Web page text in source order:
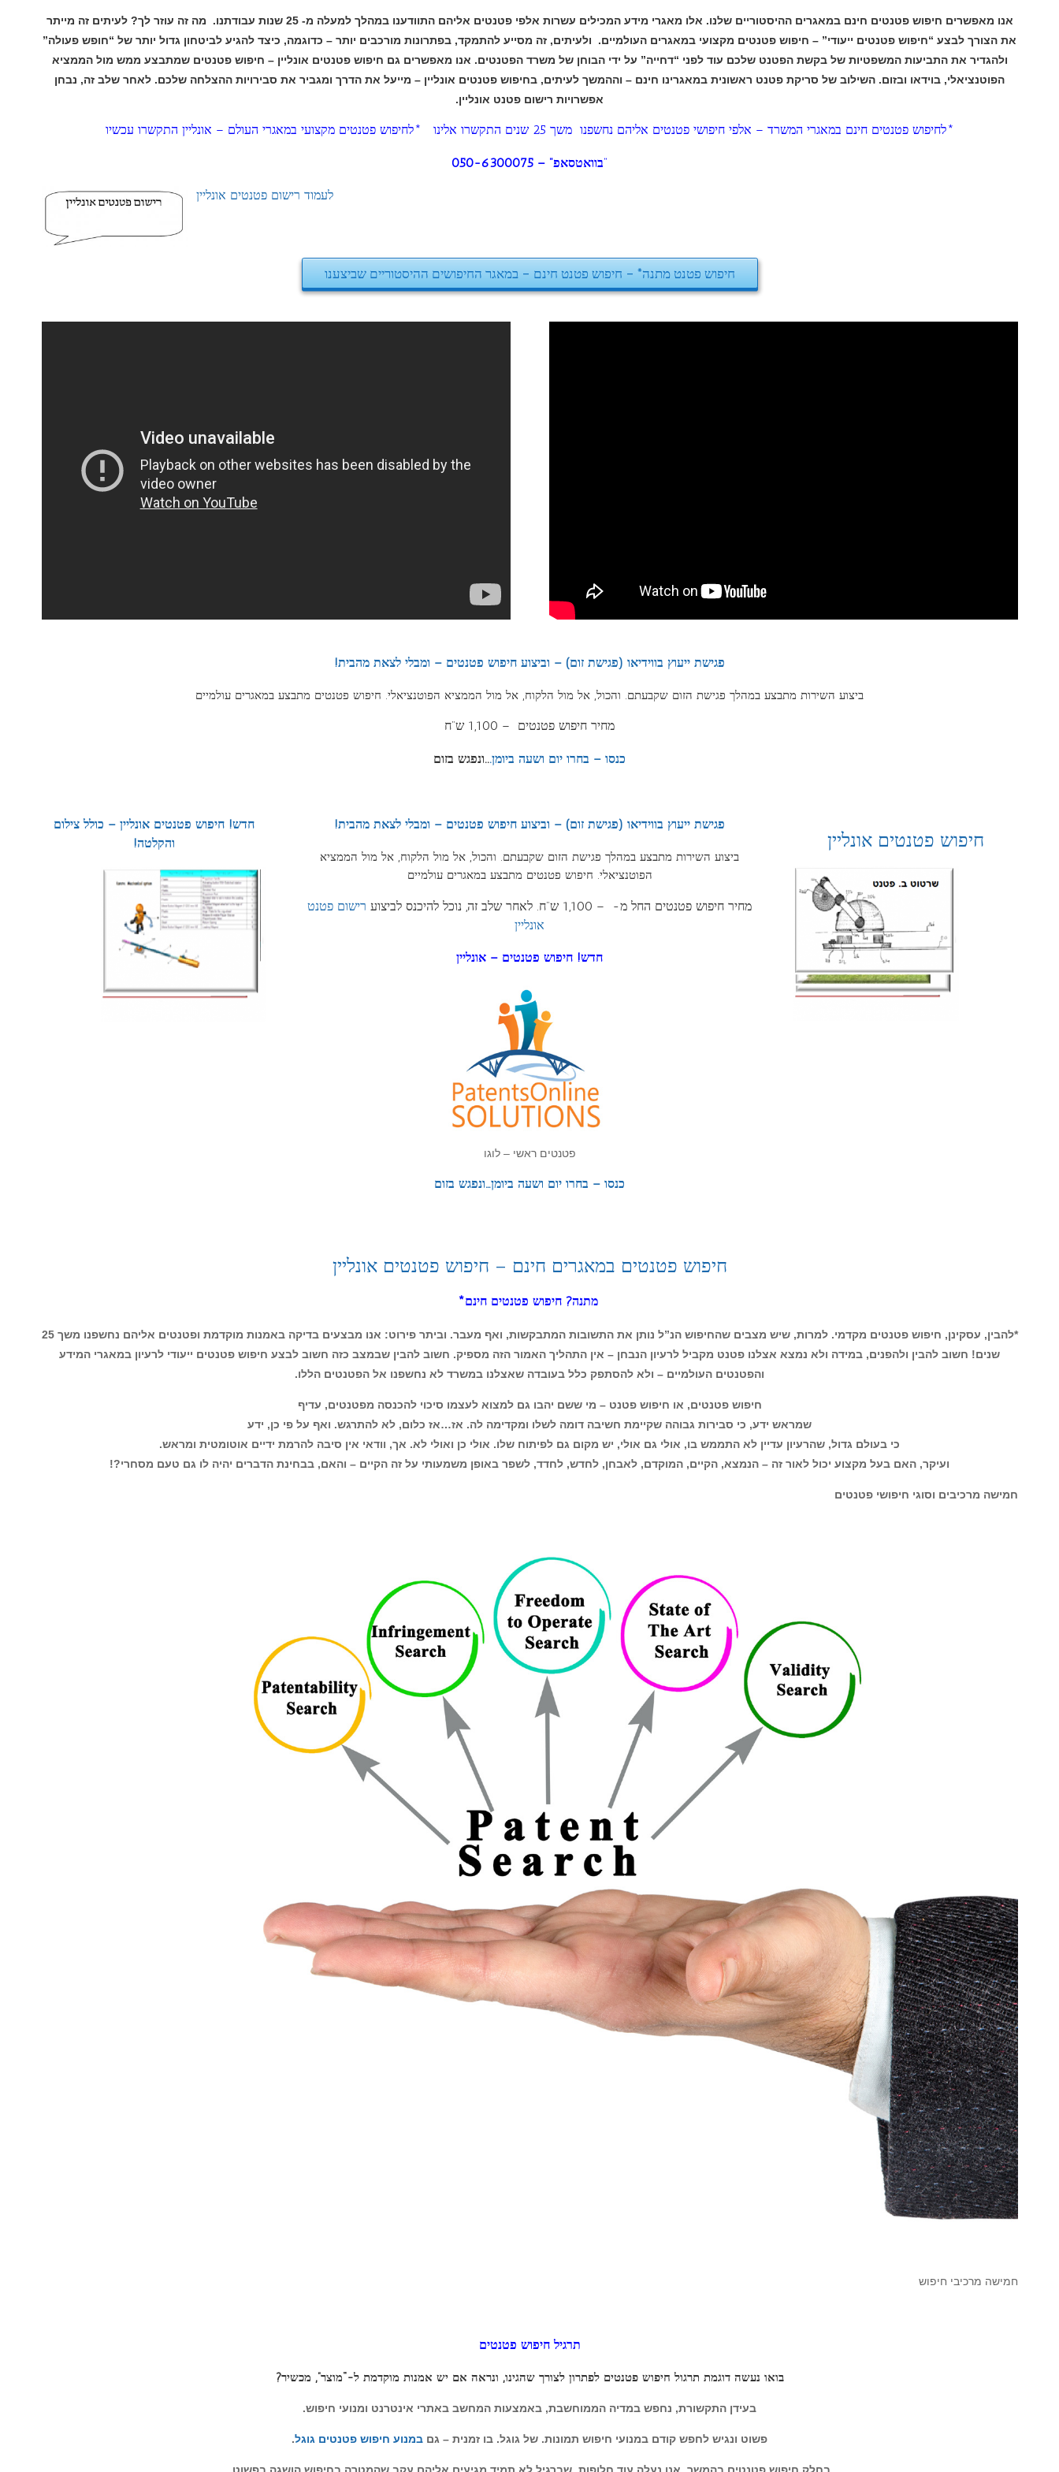
חיפוש פטנטים חינם במאגרים – חיפוש פטנטים אונליין
במאגרים העולמיים. ולעיתים, זה מסייע להתמקד, בפתרונות מורכבים יותר – כדוגמה, כיצד להגיע לביטחון גדול יותר של “חופש פעולה”
לפני “דחייה” על ידי הבוחן של משרד הפטנטים. אנו מאפשרים גם חיפוש פטנטים אונליין – חיפוש פטנטים שמתבצע ממש מול הממציא
במאגרינו חינם – וההמשך לעיתים, בחיפוש פטנטים אונליין – מייעל את הדרך ומגביר את סבירויות ההצלחה שלכם. לאחר שלב זה, נבחן
אפשרויות רישום פטנט אונליין.
פגישת ייעוץ בווידיאו (פגישת זום) – וביצוע חיפוש פטנטים – ומבלי לצאת מהבית!
פגישת הזום שקבעתם. והכול, אל מול הלקוח, אל מול הממציא הפוטנציאלי. חיפוש פטנטים מתבצע במאגרים עולמיים
פגישת ייעוץ בווידיאו (פגישת זום) – וביצוע חיפוש פטנטים – ומבלי לצאת מהבית!
ביצוע השירות מתבצע במהלך פגישת הזום שקבעתם. והכול, אל מול הלקוח, אל מול הממציא
הפוטנציאלי. חיפוש פטנטים מתבצע במאגרים עולמיים
פטנטים החל מ- – 1,100 ש”ח. לאחר שלב זה, נוכל להיכנס לביצוע
רישום פטנט
אונליין
פטנטים ראשי – לוגו
כנסו – בחרו יום ושעה ביומן…ונפגש בזום
חדש! חיפוש פטנטים אונליין – כולל צילום
והקלטה!
חיפוש פטנטים במאגרים חינם – חיפוש פטנטים אונליין
מתנה? חיפוש פטנטים חינם*
מקביל לרעיון הנבחן – אין התהליך האמור הזה מספיק. חשוב להבין שבמצב כזה חשוב לבצע חיפוש פטנטים ייעודי לרעיון במאגרי המידע
העולמיים – ולא להסתפק כלל בעובדה שאצלנו במשרד לא נחשפנו אל הפטנטים הללו.
פטנטים, או חיפוש פטנט – מי ששם יהבו גם למצוא לעצמו סיכוי להכנסה מפטנטים, עדיף
סבירות גבוהה שקיימת חשיבה דומה לשלו ומקדימה לה. אז…אז כלום, לא להתרגש. ואף על פי כן, ידע
התממש בו, אולי גם אולי, יש מקום גם לפיתוח שלו. אולי כן ואולי לא. אך, וודאי אין סיבה להרמת ידיים אוטומטית ומראש.